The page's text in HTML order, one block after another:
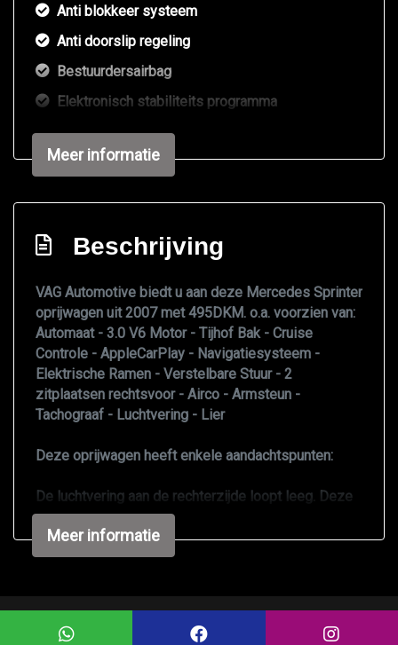
Anti blokkeer systeem
Anti doorslip regeling
Bestuurdersairbag
Elektronisch stabiliteits programma
Elektronische remkrachtverdeling
Infotainment
Applecarplay
Audio-navigatie full map
Meer informatie
Beschrijving
VAG Automotive biedt u aan deze Mercedes Sprinter
oprijwagen uit 2007 met 495DKM. o.a. voorzien van:
Automaat - 3.0 V6 Motor - Tijhof Bak - Cruise
Controle - AppleCarPlay - Navigatiesysteem -
Elektrische Ramen - Verstelbare Stuur - 2
zitplaatsen rechtsvoor - Airco - Armsteun -
Tachograaf - Luchtvering - Lier
Deze oprijwagen heeft enkele aandachtspunten:
De luchtvering aan de rechterzijde loopt leeg. Deze
kan worden opgepompt om op druk te blijven +- 2
weken.
De lier is momenteel niet werkzaam.
Meer informatie
Mogelijk gemaakt door Mobilox